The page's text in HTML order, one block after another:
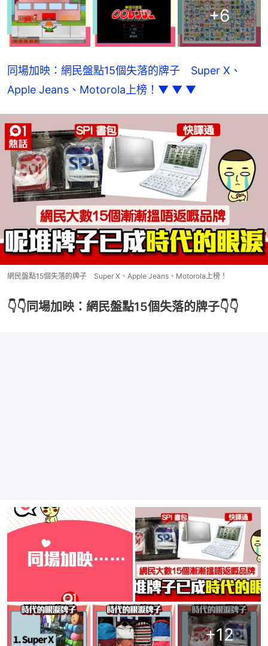
+6
同場加映：網民盤點15個失落的牌子　Super X、
Apple Jeans、Motorola上榜！▼ ▼ ▼
網民盤點15個失落的牌子 Super X、Apple Jeans、Motorola上榜！
👇👇同場加映：網民盤點15個失落的牌子👇👇
+12